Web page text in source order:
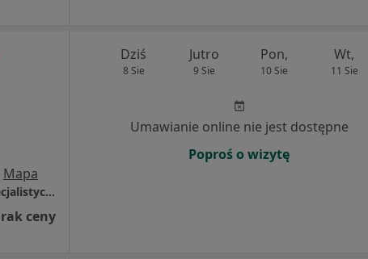
Mapa
Ortopeda Artur Szklarski indywidualna specjalistyczna praktyka lekarska
ceny
Dziś
8 Sie
Jutro
9 Sie
Pon,
10 Sie
Wt,
11 Sie
Umawianie online nie jest dostępne
Poproś o wizytę